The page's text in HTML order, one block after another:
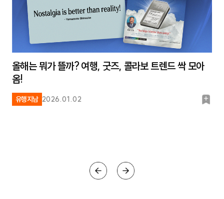
올해는 뭐가 뜰까? 여행, 굿즈, 콜라보 트렌드 싹 모아
옴!
유행지남 2026.01.02
북